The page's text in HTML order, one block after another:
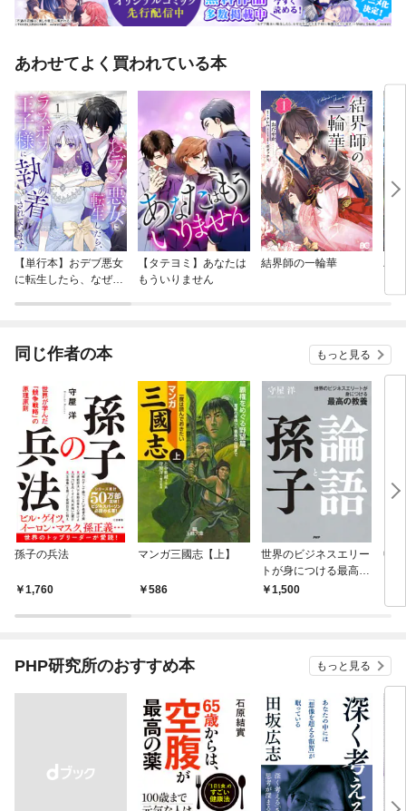
あわせてよく買われている本
【単行本】おデブ悪女
に転生したら、なぜか
【タテヨミ】あなたは
もういりません
結界師の一輪華
バ
今
同じ作者の本 もっと見る
孫子の兵法
1,760
マンガ三國志【上】
586
世界のビジネスエリー
トが身につける最高の
教養 論語と孫子
1,500
中
PHP研究所のおすすめ本 もっと見る